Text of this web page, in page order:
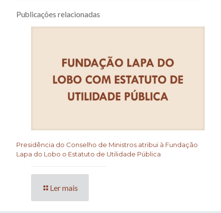
Publicações relacionadas
Presidência do Conselho de Ministros atribui à Fundação
Lapa do Lobo o Estatuto de Utilidade Pública
Ler mais